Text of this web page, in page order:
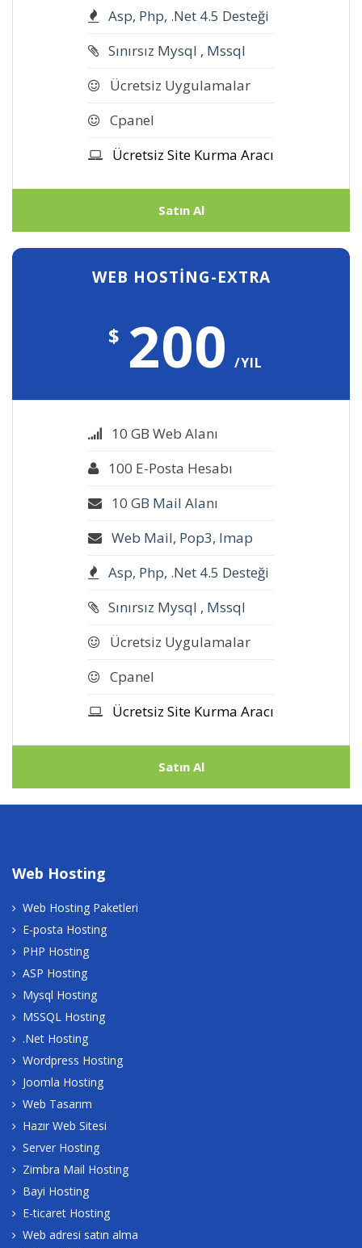
Asp, Php, .Net 4.5 Desteği
Sınırsız Mysql , Mssql
Ücretsiz Uygulamalar
Cpanel
Ücretsiz Site Kurma Aracı
Satın Al
WEB HOSTING-EXTRA
$
200/YIL
10 GB Web Alanı
100 E-Posta Hesabı
10 GB Mail Alanı
Web Mail, Pop3, Imap
Asp, Php, .Net 4.5 Desteği
Sınırsız Mysql , Mssql
Ücretsiz Uygulamalar
Cpanel
Ücretsiz Site Kurma Aracı
Satın Al
Web Hosting
Web Hosting Paketleri
E-posta Hosting
PHP Hosting
ASP Hosting
Mysql Hosting
MSSQL Hosting
.Net Hosting
Wordpress Hosting
Joomla Hosting
Web Tasarım
Hazır Web Sitesi
Server Hosting
Zimbra Mail Hosting
Bayi Hosting
E-ticaret Hosting
Web adresi satın alma